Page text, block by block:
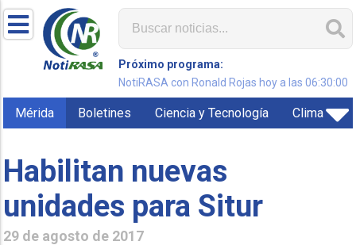
Próximo programa:
NotiRASA con Ronald Rojas hoy a las 06:30:00
Mérida Boletines Ciencia y Tecnología Clima
Habilitan nuevas
unidades para Situr
29 de agosto de 2017